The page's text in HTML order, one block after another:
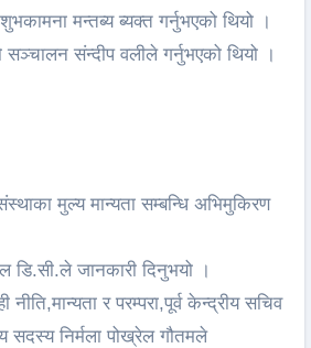
मन्तब्य ब्यक्त गर्नुभएको थियो ।
सञ्चालन संन्दीप वलीले गर्नुभएको थियो ।
मुल्य मान्यता सम्बन्धि अभिमुकिरण
डि.सी.ले जानकारी दिनुभयो ।
र परम्परा,पूर्व केन्द्रीय सचिव
सदस्य निर्मला पोख्रेल गौतमले